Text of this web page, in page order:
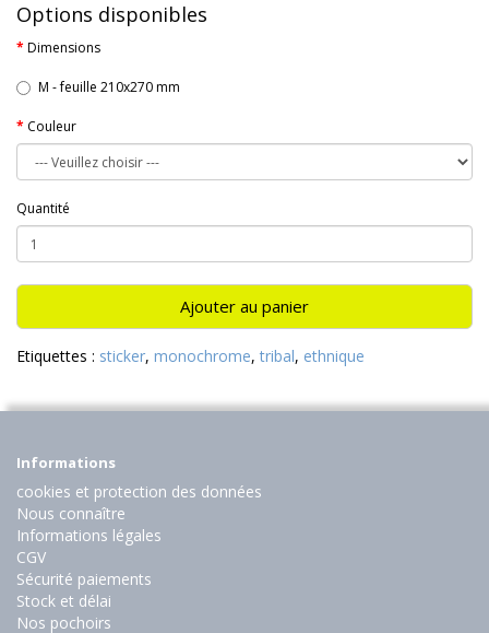
Options disponibles
Dimensions
M - feuille 210x270 mm
Couleur
Quantité
Ajouter au panier
Etiquettes : sticker, monochrome,tribal, ethnique
Informations
cookies et protection des données
Nous connaître
Informations légales
CGV
Sécurité paiements
Stock et délai
Nos pochoirs